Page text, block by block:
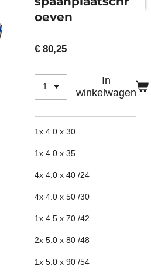
oeven
€ 80,25
In
winkelwagen
1x 4.0 x 30
1x 4.0 x 35
4x 4.0 x 40 /24
4x 4.0 x 50 /30
1x 4.5 x 70 /42
2x 5.0 x 80 /48
1x 5.0 x 90 /54